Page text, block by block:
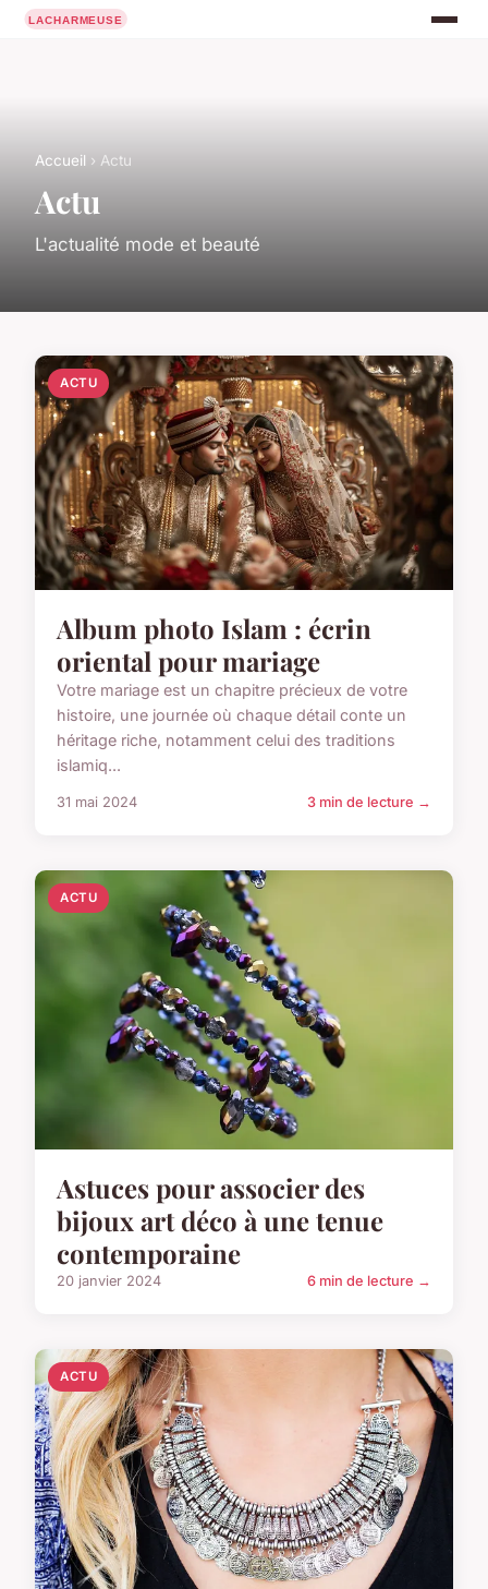
Accueil › Actu
Actu
L'actualité mode et beauté
ACTU
Album photo Islam : écrin
oriental pour mariage
Votre mariage est un chapitre précieux de votre
histoire, une journée où chaque détail conte un
héritage riche, notamment celui des traditions
islamiq...
31 mai 2024 3 min de lecture →
ACTU
Astuces pour associer des
bijoux art déco à une tenue
contemporaine
20 janvier 2024 6 min de lecture →
ACTU